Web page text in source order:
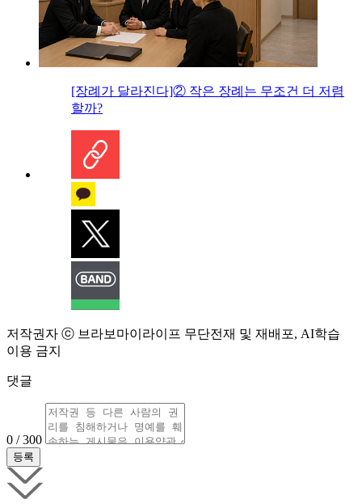
[장례가 달라진다]② 작은 장례는 무조건 더 저렴
할까?
저작권자 ⓒ 브라보마이라이프 무단전재 및 재배포, AI학습
이용 금지
댓글
0 / 300